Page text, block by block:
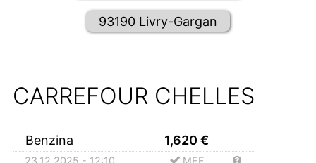
93190 Livry-Gargan
CARREFOUR CHELLES
Benzina 1,620 €
23.12.2025 - 12:10 MEF